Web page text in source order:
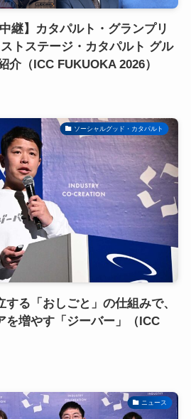
継】カタパルト・グランプリ
トステージ・カタパルト グル
介（ICC FUKUOKA 2026）
ソーシャルグッド・カタパルト
る「おしごと」の仕組みで、
を増やす「ジーバー」（ICC
ニュース